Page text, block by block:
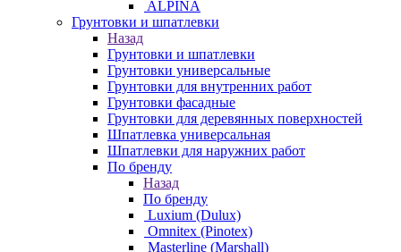
ALPINA
Грунтовки и шпатлевки
Назад
Грунтовки и шпатлевки
Грунтовки универсальные
Грунтовки для внутренних работ
Грунтовки фасадные
Грунтовки для деревянных поверхностей
Шпатлевка универсальная
Шпатлевки для наружних работ
По бренду
Назад
По бренду
Luxium (Dulux)
Omnitex (Pinotex)
Masterline (Marshall)